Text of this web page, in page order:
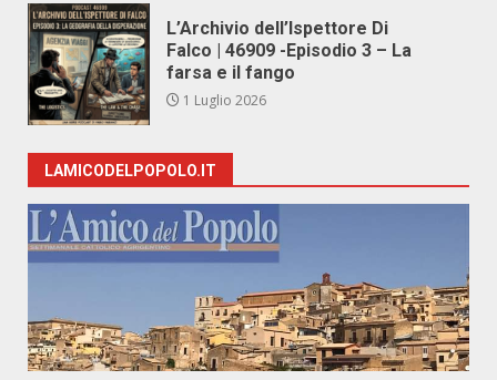
L’Archivio dell’Ispettore Di
Falco | 46909 -Episodio 3 – La
farsa e il fango
1 Luglio 2026
LAMICODELPOPOLO.IT